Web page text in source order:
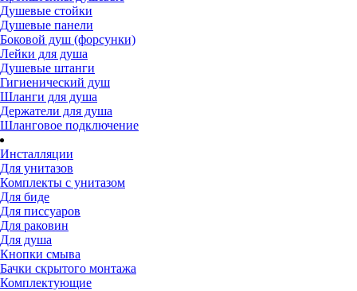
Душевые стойки
Душевые панели
Боковой душ (форсунки)
Лейки для душа
Душевые штанги
Гигиенический душ
Шланги для душа
Держатели для душа
Шланговое подключение
Инсталляции
Для унитазов
Комплекты с унитазом
Для биде
Для писсуаров
Для раковин
Для душа
Кнопки смыва
Бачки скрытого монтажа
Комплектующие